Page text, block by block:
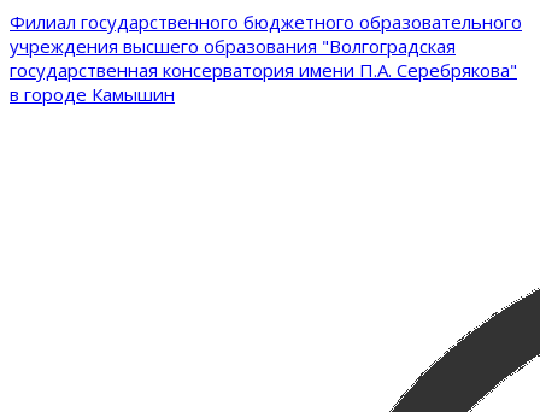
Филиал государственного бюджетного образовательного
учреждения высшего образования "Волгоградская
государственная консерватория имени П.А. Серебрякова"
в городе Камышин